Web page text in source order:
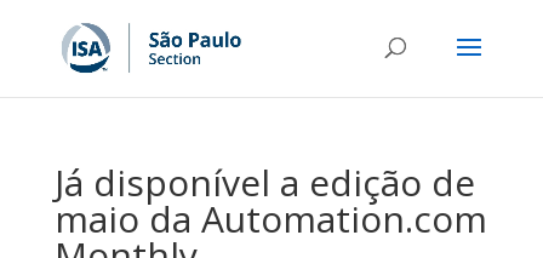
Já disponível a edição de
maio da Automation.com